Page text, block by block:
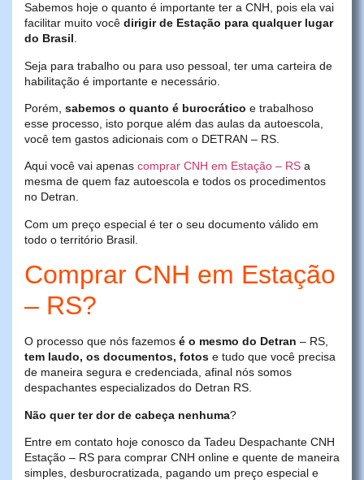
Sabemos hoje o quanto é importante ter a CNH, pois ela vai
facilitar muito você dirigir de Estação para qualquer lugar
do Brasil.
Seja para trabalho ou para uso pessoal, ter uma carteira de
habilitação é importante e necessário.
Porém, sabemos o quanto é burocrático e trabalhoso
esse processo, isto porque além das aulas da autoescola,
você tem gastos adicionais com o DETRAN – RS.
Aqui você vai apenas comprar CNH em Estação – RS a
mesma de quem faz autoescola e todos os procedimentos
no Detran.
Com um preço especial é ter o seu documento válido em
todo o território Brasil.
Comprar CNH em Estação
– RS?
O processo que nós fazemos é o mesmo do Detran – RS,
tem laudo, os documentos, fotos e tudo que você precisa
de maneira segura e credenciada, afinal nós somos
despachantes especializados do Detran RS.
Não quer ter dor de cabeça nenhuma?
Entre em contato hoje conosco da Tadeu Despachante CNH
Estação – RS para comprar CNH online e quente de maneira
simples, desburocratizada, pagando um preço especial e